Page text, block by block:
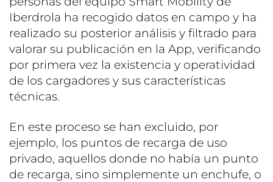
Iberdrola ha recogido datos en campo y ha
realizado su posterior análisis y filtrado para
valorar su publicación en la App, verificando
por primera vez la existencia y operatividad
de los cargadores y sus características
técnicas.
En este proceso se han excluido, por
ejemplo, los puntos de recarga de uso
privado, aquellos donde no había un punto
de recarga, sino simplemente un enchufe, o